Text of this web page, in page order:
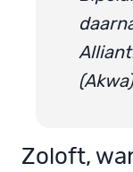
Zoloft,